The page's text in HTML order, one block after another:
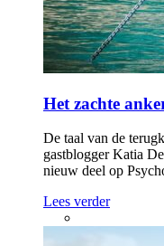
Het zachte
De taal van de
gastblogger Katia
nieuw deel op
Lees verder